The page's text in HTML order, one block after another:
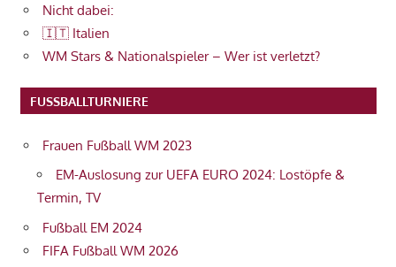
Nicht dabei:
🇮🇹 Italien
WM Stars & Nationalspieler – Wer ist verletzt?
FUSSBALLTURNIERE
Frauen Fußball WM 2023
EM-Auslosung zur UEFA EURO 2024: Lostöpfe &
Termin, TV
Fußball EM 2024
FIFA Fußball WM 2026